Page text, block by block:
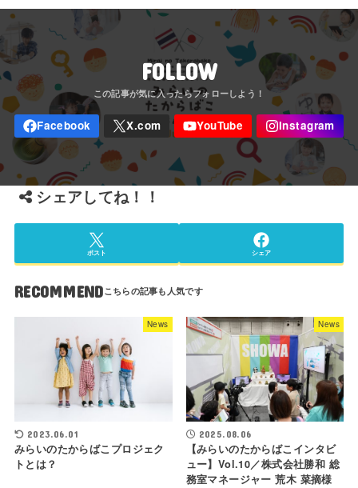
FOLLOW
シェアしてね！！
ポスト シェア
RECOMMEND
News
2023.06.01
みらいのたからばこプロジェク
トとは？
News
2025.08.06
【みらいのたからばこインタビ
ュー】Vol.10／株式会社勝和 総
務室マネージャー 荒木 菜摘様